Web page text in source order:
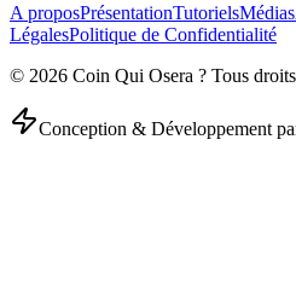
A proposPrésentationTutorielsMédias
LégalesPolitique de Confidentialité
© 2026 Coin Qui Osera ? Tous
Conception & Développement